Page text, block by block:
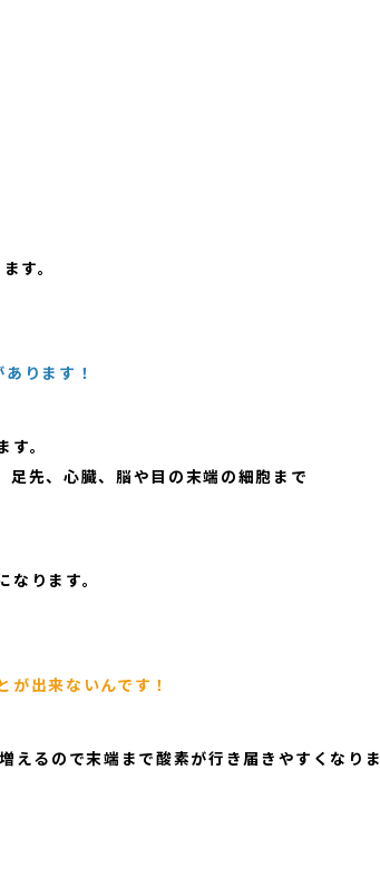
す。
ります！
。
足先、心臓、脳や目の末端の細胞まで
ります。
出来ないんです！
えるので末端まで酸素が行き届きやすくなりま